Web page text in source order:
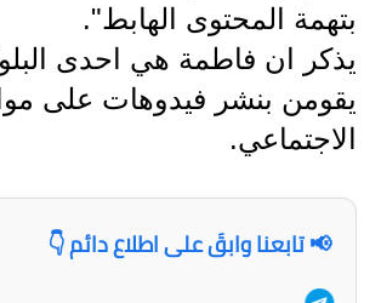
المرحلة الابتدائية
المرحلة
اسئلة وزارية
المرحلة الابتدائية
بتهمة المحتوى الهابط".
يذكر ان فاطمة هي احدى
يقومن بنشر فيدوهات على
الاجتماعي.
📢 تابعنا وابقَ على اطلاع دائم 👇